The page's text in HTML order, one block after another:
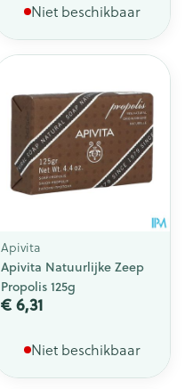
Niet beschikbaar
Apivita
Apivita Natuurlijke Zeep
Propolis 125g
€ 6,31
Niet beschikbaar